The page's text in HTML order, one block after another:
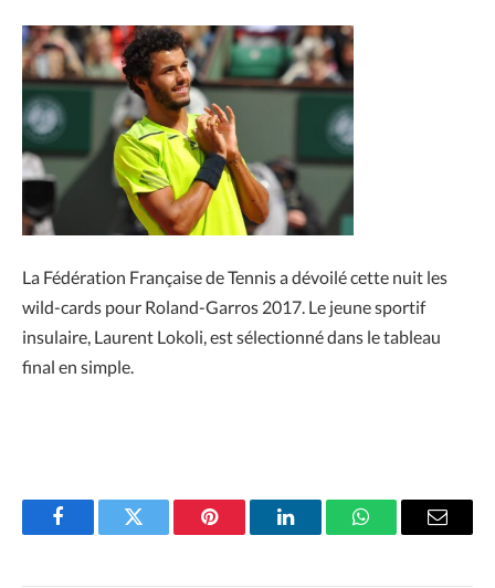
La Fédération Française de Tennis a dévoilé cette nuit les
wild-cards pour Roland-Garros 2017. Le jeune sportif
insulaire, Laurent Lokoli, est sélectionné dans le tableau
final en simple.
FacebookTwitter Pinterest LinkedInWhatsAppEmail